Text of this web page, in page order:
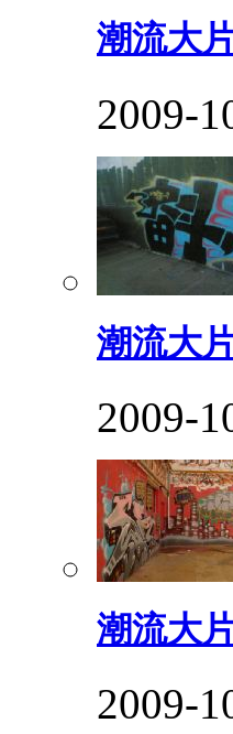
潮流大
2009-
潮流大
2009-
潮流大
2009-